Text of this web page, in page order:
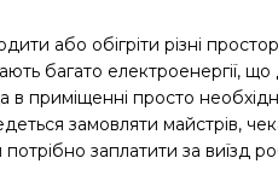
або обігріти різні
багато електроенергії,
приміщенні просто
замовляти майстрів,
заплатити за виїзд